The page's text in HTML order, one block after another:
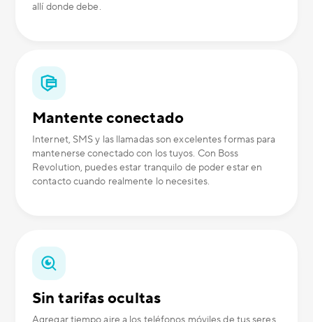
allí donde debe.
Mantente conectado
Internet, SMS y las llamadas son excelentes formas para
mantenerse conectado con los tuyos. Con Boss
Revolution, puedes estar tranquilo de poder estar en
contacto cuando realmente lo necesites.
Sin tarifas ocultas